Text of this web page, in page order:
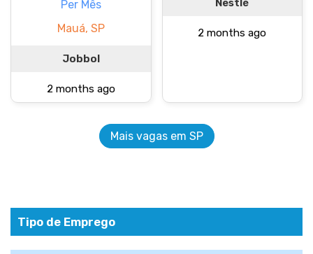
Per Mês
Mauá, SP
Jobbol
2 months ago
Nestlé
2 months ago
Mais vagas em SP
Tipo de Emprego